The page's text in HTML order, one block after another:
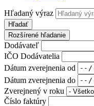
Hľadaný výraz
Hľadať
Rozšírené hľadanie
Dodávateľ
IČO Dodávatelia
Dátum zverejnenia od
Dátum zverejnenia do
Zverejnený v roku
Číslo faktúry